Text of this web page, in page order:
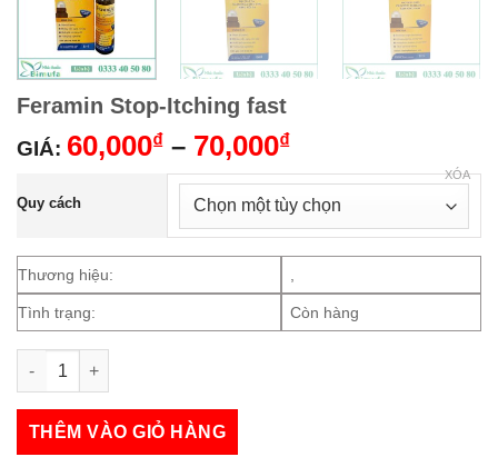
Feramin Stop-Itching fast
GIÁ: 60,000₫ – 70,000₫
Quy cách
XÓA
Thương hiệu: ,
Tình trạng: Còn hàng
THÊM VÀO GIỎ HÀNG